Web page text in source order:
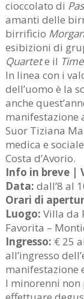
cioccolato di
amanti delle
birrificio
esibizioni di
Quartete il
In linea con i
dell’uomo è la
anche
manifestazione
Suor Tiziana
medica e
Costa d’Avorio.
Info in breve |
Data: dall’8 al
Orari di
Luogo: Villa da
Favorita –
Ingresso: € 25
all’ingresso
manifestazione
I minorenni non